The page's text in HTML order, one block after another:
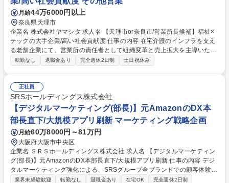
の重合経験を活かす/年休127日/住宅手当有
月給44万6000円以上
奈良県天理市
企業名 株式会社ヤマシタ 求人名 【天理市or奈良市/営業所長候補】福祉×
テックの大手企業/高い社会貢献度 仕事の内容 在宅介護のインフラを支え
る老舗企業にて、営業所の責任者として組織変革と売上拡大を主導いただ
きます。30名規模の組織運営と年率15％以上の拠点成長、採用や拠点開
は】■30名規模の拠点の売上シェアNo.1実現に向けた戦略立案■年率15％
成長を目標とした中途採用、新規出店、M&Aの推進■データに基づく業務
改善と生産性向上、新サービスの企画実行■ビジョンの浸透とメンバーの
育成・評価 【業務の変更範囲】：当社業務全般 募集職種 【天理市or奈良
市/営業所長候補】福祉×テックの大手企業/高い社会貢献度
転勤なし 退職金あり 完全週休2日制 土日祝休み
正社員
SRSホールディングス株式会社
【デジタルマーケティング(部長)】元AmazonのDX本
部長直下/大規模アプリ刷新 マーケティング戦略企画
月給60万8000円～81万円
大阪府大阪市中央区
企業名 ＳＲＳホールディングス株式会社 求人名 【デジタルマーケティン
グ(部長)】元AmazonのDX本部長直下/大規模アプリ刷新 仕事の内容 デジ
タルマーケティング強化による、SRSグループ全ブランドでの顧客体験の
向上、デジタルマーケティング戦略の企画・推進をお任せします。本気で
業界未経験歓迎 転勤なし 退職金あり 在宅OK
完全週休2日制